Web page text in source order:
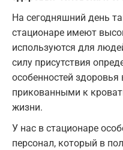
На сегодняшний день
стационаре имеют
используются для
силу присутствия
особенностей
прикованными к
жизни.
У нас в стационаре
персонал, который в